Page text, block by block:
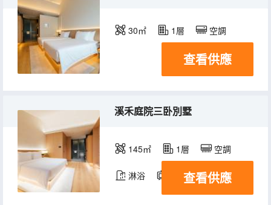
30㎡ 1層 空調
查看供應
溪禾庭院三卧別墅
145㎡ 1層 空調
淋浴 電視機
查看供應